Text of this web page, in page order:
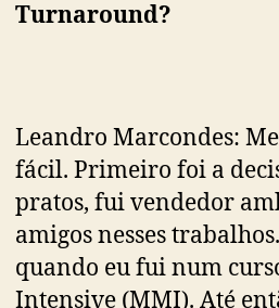
Turnaround?
Leandro Marcondes:
fácil. Primeiro foi a
pratos, fui vendedor
amigos nesses
quando eu fui num
Intensive (MMI). Até